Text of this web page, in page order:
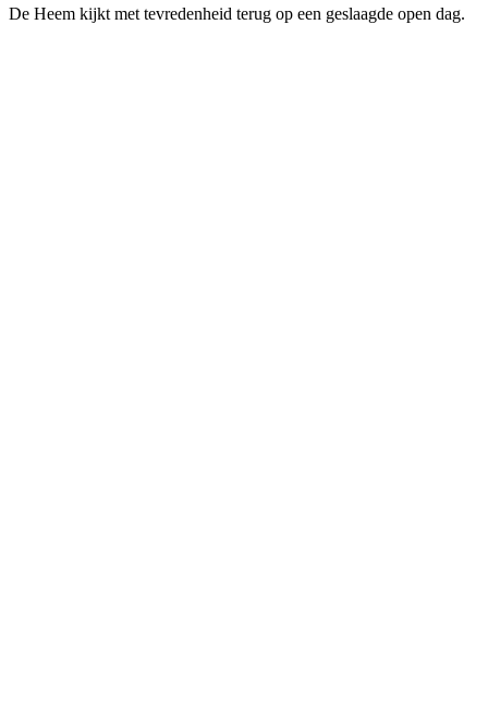
De Heem kijkt met tevredenheid terug op een geslaagde open dag.